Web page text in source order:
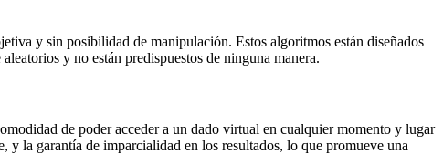
y sin posibilidad de manipulación. Estos algoritmos están diseñados
y no están predispuestos de ninguna manera.
de poder acceder a un dado virtual en cualquier momento y lugar
y la garantía de imparcialidad en los resultados, lo que promueve una